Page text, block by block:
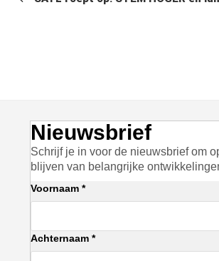
Nieuwsbrief
Schrijf je in voor de nieuwsbrief om
blijven van belangrijke
Voornaam *
Achternaam *